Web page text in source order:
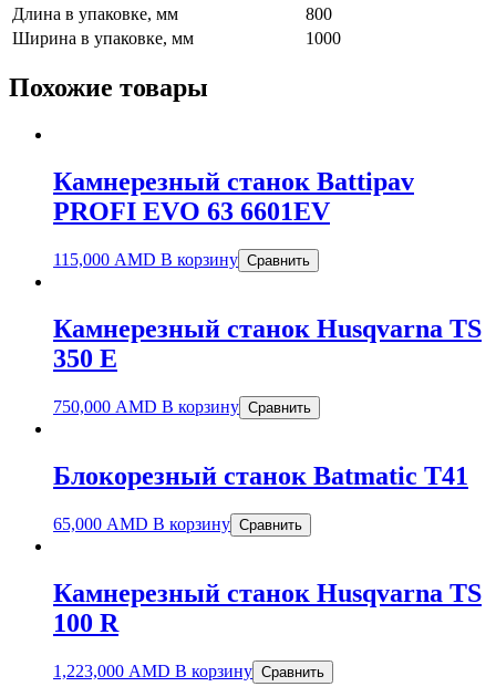
Длина в упаковке, мм
800
Ширина в упаковке, мм
1000
Похожие товары
Камнерезный станок Battipav
PROFI EVO 63 6601EV
115,000 AMD В корзину Сравнить
Камнерезный станок Husqvarna TS
350 E
750,000 AMD В корзину Сравнить
Блокорезный станок Batmatic T41
65,000 AMD В корзину Сравнить
Камнерезный станок Husqvarna TS
100 R
1,223,000 AMD В корзину Сравнить